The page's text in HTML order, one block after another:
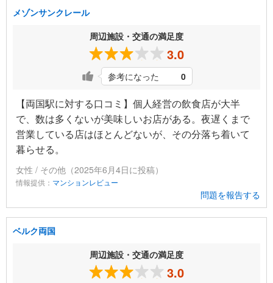
メゾンサンクレール
周辺施設・交通の満足度
3.0
参考になった 0
【両国駅に対する口コミ】個人経営の飲食店が大半
で、数は多くないが美味しいお店がある。夜遅くまで
営業している店はほとんどないが、その分落ち着いて
暮らせる。
女性 / その他（2025年6月4日に投稿）
情報提供： マンションレビュー
問題を報告する
ベルク両国
周辺施設・交通の満足度
3.0